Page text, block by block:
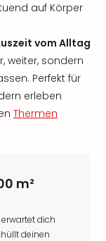
auf Körper
vom Alltag
weiter, sondern
Perfekt für
erleben
Thermen
m²
dich
deinen